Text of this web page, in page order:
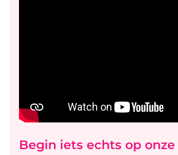
Begin iets echts op